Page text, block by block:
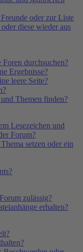
oder zur Liste
diese wieder aus
durchsuchen?
Ergebnisse?
leere Seite?
Themen finden?
Lesezeichen und
Forum?
setzen oder ein
zulässig?
erhalten?